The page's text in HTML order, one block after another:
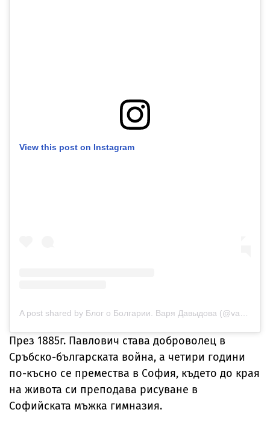
View this post on Instagram
През 1885г. Павлович става доброволец в
Сръбско-българската война, а четири години
по-късно се премества в София, където до края
на живота си преподава рисуване в
Софийската мъжка гимназия.